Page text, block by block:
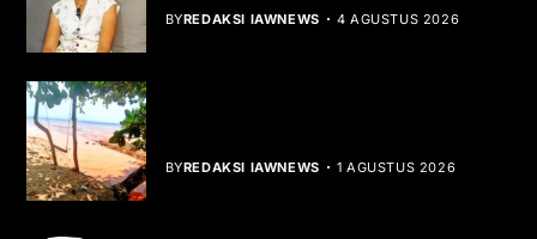
BYREDAKSI IAWNEWS 4 AGUSTUS 2026
BYREDAKSI IAWNEWS 1 AGUSTUS 2026